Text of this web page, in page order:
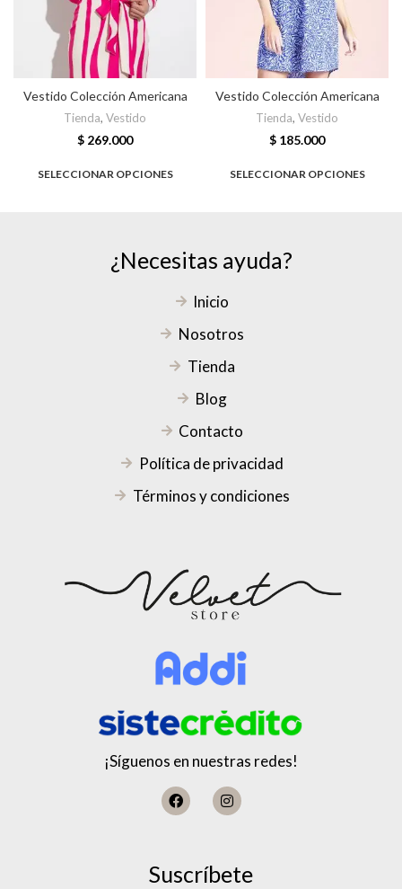
Vestido Colección Americana
Tienda, Vestido
$ 269.000
SELECCIONAR OPCIONES
Vestido Colección Americana
Tienda, Vestido
$ 185.000
SELECCIONAR OPCIONES
¿Necesitas ayuda?
Inicio
Nosotros
Tienda
Blog
Contacto
Política de privacidad
Términos y condiciones
¡Síguenos en nuestras redes!
Suscríbete